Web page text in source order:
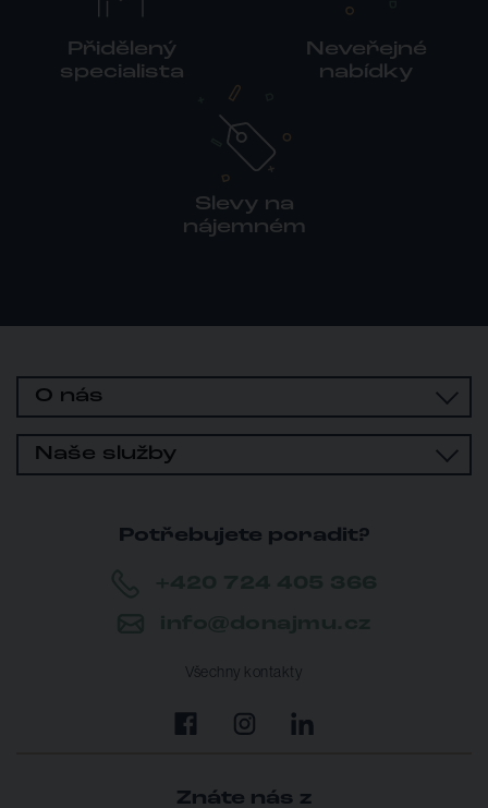
Přidělený
specialista
Neveřejné
nabídky
Slevy na
nájemném
O nás
Naše služby
Potřebujete poradit?
Všechny kontakty
Znáte nás z